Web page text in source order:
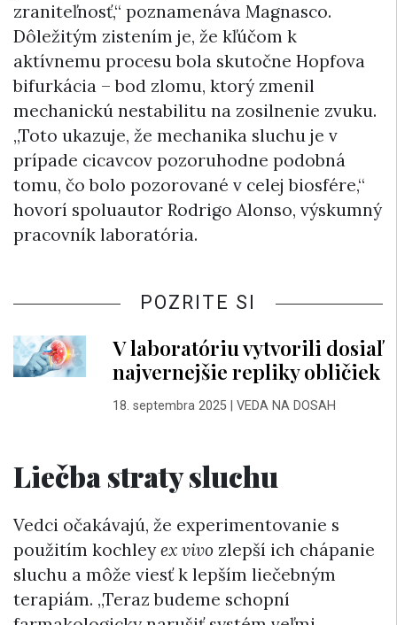
zraniteľnosť,“ poznamenáva Magnasco.
Dôležitým zistením je, že kľúčom k
aktívnemu procesu bola skutočne Hopfova
bifurkácia – bod zlomu, ktorý zmenil
mechanickú nestabilitu na zosilnenie zvuku.
„Toto ukazuje, že mechanika sluchu je v
prípade cicavcov pozoruhodne podobná
tomu, čo bolo pozorované v celej biosfére,“
hovorí spoluautor Rodrigo Alonso, výskumný
pracovník laboratória.
POZRITE SI
V laboratóriu vytvorili dosiaľ
najvernejšie repliky obličiek
18. septembra 2025| VEDA NA DOSAH
Liečba straty sluchu
Vedci očakávajú, že experimentovanie s
použitím kochleyex vivo zlepší ich chápanie
sluchu a môže viesť k lepším liečebným
terapiám. „Teraz budeme schopní